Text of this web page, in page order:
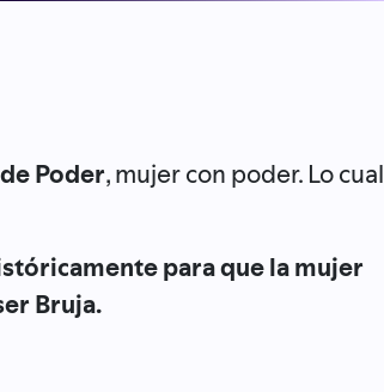
Poder, mujer con poder. Lo cual
para que la mujer
Bruja.